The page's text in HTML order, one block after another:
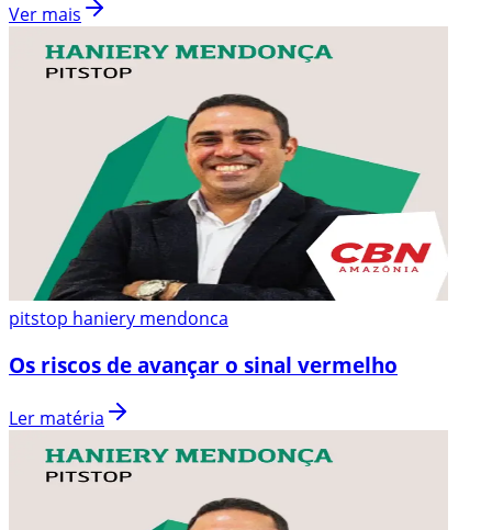
Ver mais
pitstop haniery mendonca
Os riscos de avançar o sinal vermelho
Ler matéria